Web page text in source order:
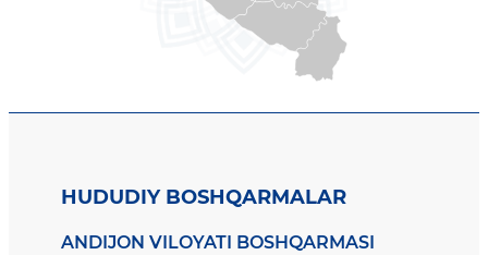
HUDUDIY BOSHQARMALAR
ANDIJON VILOYATI BOSHQARMASI